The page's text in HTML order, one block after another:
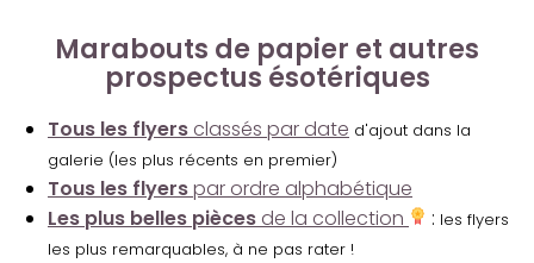
Marabouts de papier et autres
prospectus ésotériques
Tous les flyers classés par date d'ajout dans la
galerie (les plus récents en premier)
Tous les flyerspar ordre alphabétique
Les plus belles pièces de la collection : les flyers
les plus remarquables, à ne pas rater !